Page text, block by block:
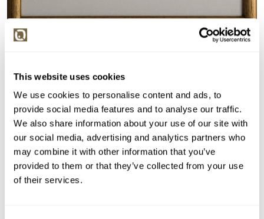
This website uses cookies
We use cookies to personalise content and ads, to
provide social media features and to analyse our traffic.
We also share information about your use of our site with
our social media, advertising and analytics partners who
may combine it with other information that you’ve
provided to them or that they’ve collected from your use
of their services.
Detail položky
> zpět na aukční výsledky
VYDRAŽENO POSOUZENO ZNALCEM
Olbram Zoubek
142368. PF 2010